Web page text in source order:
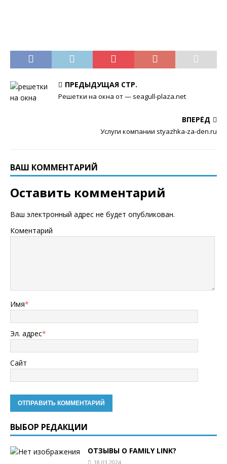
ПРЕДЫДУЩАЯ СТР.
Решетки на окна от — seagull-plaza.net
ВПЕРЁД
Услуги компании styazhka-za-den.ru
ВАШ КОММЕНТАРИЙ
Оставить комментарий
Ваш электронный адрес не будет опубликован.
Коментарий
Имя*
Эл. адрес*
Сайт
ВЫБОР РЕДАКЦИИ
ОТЗЫВЫ О FAMILY LINK?
18.03.2024